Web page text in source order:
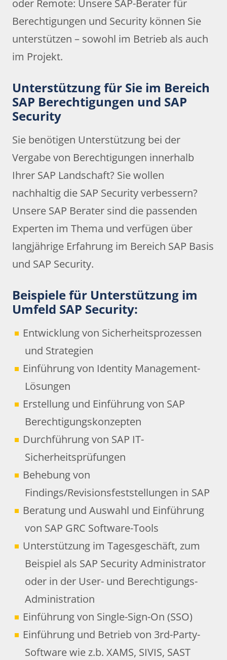
oder Remote: Unsere SAP-Berater für
Berechtigungen und Security können Sie
unterstützen – sowohl im Betrieb als auch
im Projekt.
Unterstützung für Sie im Bereich
SAP Berechtigungen und SAP
Security
Sie benötigen Unterstützung bei der
Vergabe von Berechtigungen innerhalb
Ihrer SAP Landschaft? Sie wollen
nachhaltig die SAP Security verbessern?
Unsere SAP Berater sind die passenden
Experten im Thema und verfügen über
langjährige Erfahrung im Bereich SAP Basis
und SAP Security.
Beispiele für Unterstützung im
Umfeld SAP Security:
Entwicklung von Sicherheitsprozessen
und Strategien
Einführung von Identity Management-
Lösungen
Erstellung und Einführung von SAP
Berechtigungskonzepten
Durchführung von SAP IT-
Sicherheitsprüfungen
Behebung von
Findings/Revisionsfeststellungen in SAP
Beratung und Auswahl und Einführung
von SAP GRC Software-Tools
Unterstützung im Tagesgeschäft, zum
Beispiel als SAP Security Administrator
oder in der User- und Berechtigungs-
Administration
Einführung von Single-Sign-On (SSO)
Einführung und Betrieb von 3rd-Party-
Software wie z.b. XAMS, SIVIS, SAST